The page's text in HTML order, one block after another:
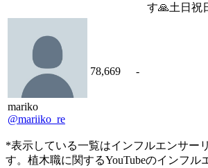
す🙏土日祝
mariko
@mariiko_re
78,669 -
*表示している一覧はインフルエンサー
す。植木職に関するYouTubeのインフル